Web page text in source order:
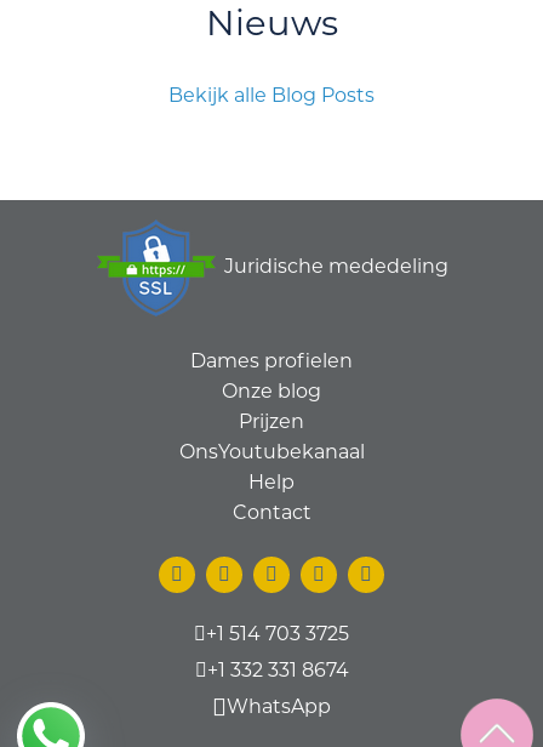
Nieuws
Bekijk alle Blog Posts
Juridische mededeling
Dames profielen
Onze blog
Prijzen
OnsYoutubekanaal
Help
Contact
+1 514 703 3725
+1 332 331 8674
WhatsApp